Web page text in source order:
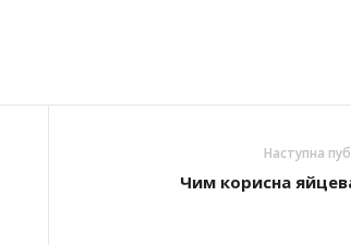
Наступна
Чим корисна